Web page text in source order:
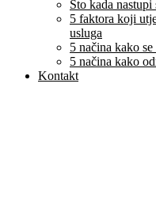
Što kada nastupi
5 faktora koji
usluga
5 načina kako
5 načina kako
Kontakt